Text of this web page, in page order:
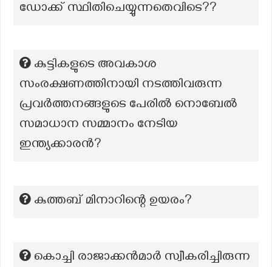
ഡോക്ക് സ്ഥിതിചെയ്യുന്നതെവിടെ??
കുട്ടികളുടെ അവകാശ
സംരക്ഷണത്തിനായി നടത്തിവരുന്ന
പ്രവർത്തനങ്ങളുടെ പേരിൽ നൊബേൽ
സമാധാന സമ്മാനം നേടിയ
ഇന്ത്യക്കാരൻ?
കുത്തബ് മിനാറിന്റെ ഉയരം?
കൊച്ചി രാജാക്കൻമാർ സ്വീകരിച്ചിരുന്ന